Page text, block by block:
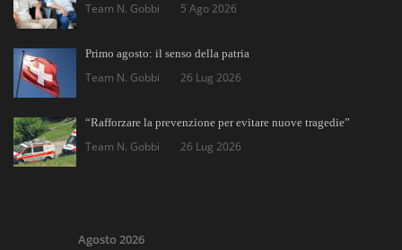
Team N. Gobbi 5 Ago 2026
Primo agosto: il senso della patria
Team N. Gobbi 26 Lug 2026
“Rafforzare la prevenzione per evitare nuove tragedie”
Team N. Gobbi 26 Lug 2026
Agosto 2026